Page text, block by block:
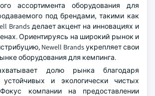
ассортимента оборудования для
под брендами, такими как
Brands делает акцент на инновациях и
Ориентируясь на широкий рынок и
Newell Brands укрепляет свои
оборудования для кемпинга.
долю рынка благодаря
и экологически чистых
компании на предоставлении